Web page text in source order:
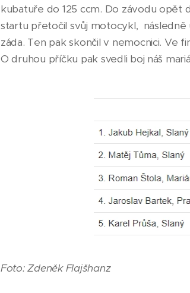
kubatuře do 125 ccm. Do závodu opět
startu přetočil svůj motocykl, následně
záda. Ten pak skončil v nemocnici. Ve
O druhou příčku pak svedli boj náš
Foto: Zdeněk Flajšhanz